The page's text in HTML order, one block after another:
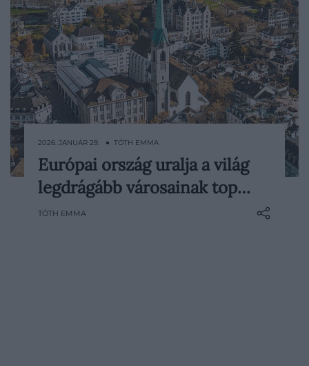
A Numbeo platform számos, az utazók
számára is fontos költség szerint
rangsorolta a világ városait. Egy európai
2026. JANUÁR 29. ● TÓTH EMMA
Európai ország uralja a világ
legdrágább városainak top…
TÓTH EMMA